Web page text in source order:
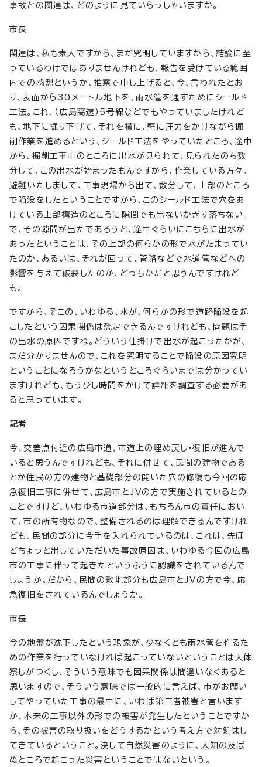
事故との関連は、どのように見ていらっしゃいますか。
市長
関連は、私も素人ですから、まだ究明していますから、結論に至
っているわけではありませんけれども、報告を受けている範囲
内での感想というか、推察で申し上げると、今、言われたとお
り、表面から30メートル地下を、雨水管を通すためにシールド
工法。これ、（広島高速）5号線などでもやっていましたけれど
も、地下に掘り下げて、それを横に、壁に圧力をかけながら掘
削作業を進めるという、シールド工法をやっていたところ、途中
から、掘削工事中のところに出水が見られて、見られたのち数
分して、この出水が始まったもんですから、作業している方々、
避難いたしまして、工事現場から出て、数分して、上部のところ
で陥没をしたということですから、このシールド工法で穴をあ
けている上部構造のところに隙間でも出ないかぎり落ちない。
で、その隙間が出たであろうと、途中ぐらいにこちらに出水が
あったということは、その上部の何らかの形で水がたまってい
たのか、あるいは、それが回って、管路などで水道管などへの
影響を与えて破裂したのか、どっちかだと思うんですけれど
も。
ですから、そこの、いわゆる、水が、何らかの形で道路陥没を起
こしたという因果関係は想定できるんですけれども、問題はそ
の出水の原因ですね。どういう仕掛けで出水が起こったかが、
まだ分かりませんので、これを究明することで陥没の原因究明
ということになろうかなというところぐらいまでは分かってい
ますけれども、もう少し時間をかけて詳細を調査する必要があ
ると思っています。
記者
今、交差点付近の広島市道、市道上の埋め戻し・復旧が進んで
いると思うんですけれども、それに併せて、民間の建物である
とか住民の方の建物と基礎部分の開いた穴の修復も今回の応
急復旧工事に併せて、広島市とJVの方で実施されているとの
ことですけど、いわゆる市道部分は、もちろん市の責任におい
て、市の所有物なので、整備されるのは理解できるんですけれ
ども、民間の部分に今手を入れられているのは、これは、先ほ
どちょっと出していただいた事故原因は、いわゆる今回の広島
市の工事に伴って起きたというふうに認識をされているんで
しょうか。だから、民間の敷地部分も広島市とJVの方で今、応
急復旧をされているんでしょうか。
市長
今の地盤が沈下したという現象が、少なくとも雨水管を作るた
めの作業を行っていなければ起こっていないということは大体
察しがつくし、そういう意味でも因果関係は間違いなくあると
思いますので、そういう意味では一般的に言えば、市がお願い
してやっていた工事の最中に、いわば第三者被害と言います
か、本来の工事以外の形での被害が発生したということですか
ら、その被害の取り扱いをどうするかという考え方で対処はし
てきているということ。決して自然災害のように、人知の及ば
ぬところで起こった災害ということではないという。